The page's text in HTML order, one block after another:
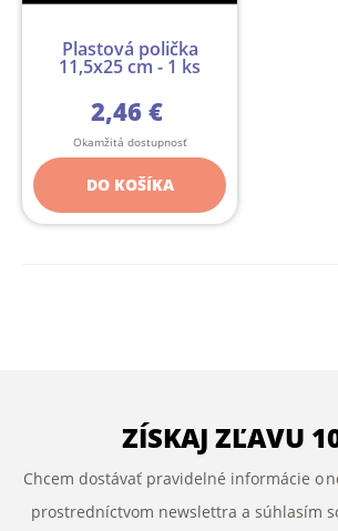
Plastová polička
11,5x25 cm - 1 ks
2,46 €
Okamžitá dostupnosť
DO KOŠÍKA
ZÍSKAJ ZĽAVU
Chcem dostávať pravidelné informácie o
prostredníctvom newslettra a súhlasím